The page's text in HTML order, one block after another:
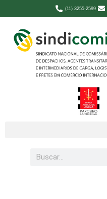
(11) 3255-2599